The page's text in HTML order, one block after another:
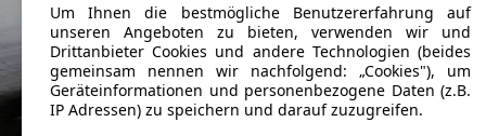
Um Ihnen die bestmögliche Benutzererfahrung auf
unseren Angeboten zu bieten, verwenden wir und
Drittanbieter Cookies und andere Technologien (beides
gemeinsam nennen wir nachfolgend: „Cookies"), um
Geräteinformationen und personenbezogene Daten (z.B.
IP Adressen) zu speichern und darauf zuzugreifen.